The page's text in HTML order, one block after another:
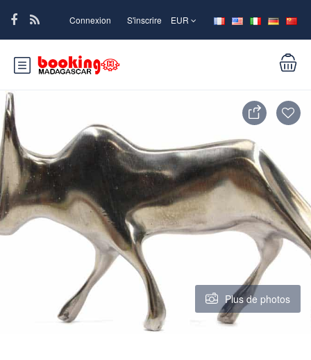
Connexion S'inscrire EUR
Plus de photos